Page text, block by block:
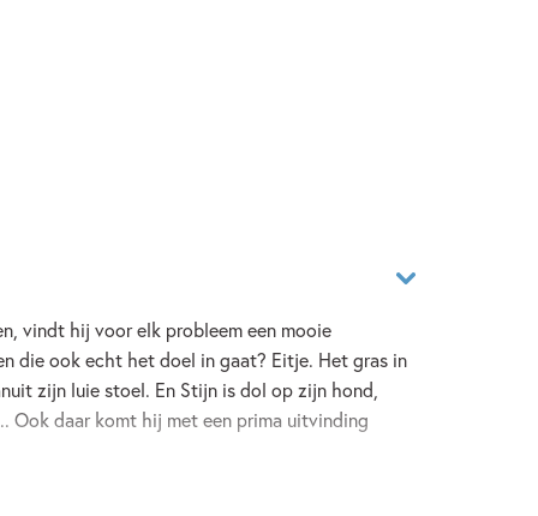
vindt hij voor elk probleem een mooie
die ook echt het doel in gaat? Eitje. Het gras in
zijn luie stoel. En Stijn is dol op zijn hond,
Ook daar komt hij met een prima uitvinding